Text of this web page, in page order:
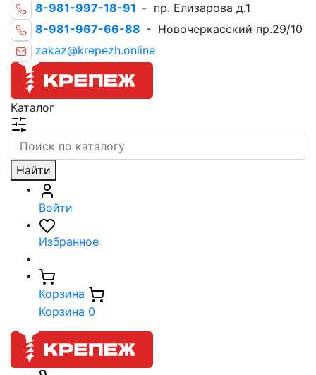
8-981-997-18-91 - пр. Елизарова д.1
8-981-967-66-88 - Новочеркасский пр.29/10
zakaz@krepezh.online
Каталог
Найти
Войти
Избранное
Корзина
Корзина 0